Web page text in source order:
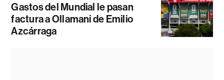
Gastos del Mundial le pasan
factura a Ollamani de Emilio
Azcárraga